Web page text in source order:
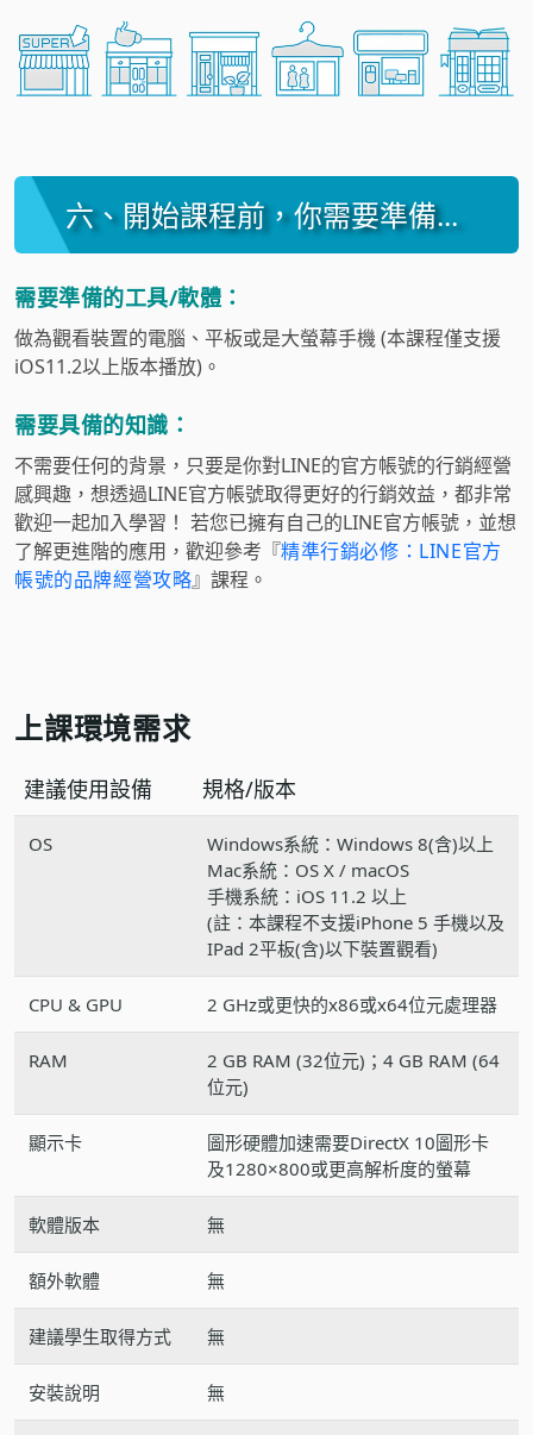
六、開始課程前，你需要準備...
需要準備的工具/軟體：
做為觀看裝置的電腦、平板或是大螢幕手機 (本課程僅支援
iOS11.2以上版本播放)。
需要具備的知識：
不需要任何的背景，只要是你對LINE的官方帳號的行銷經營
感興趣，想透過LINE官方帳號取得更好的行銷效益，都非常
歡迎一起加入學習！ 若您已擁有自己的LINE官方帳號，並想
了解更進階的應用，歡迎參考『精準行銷必修：LINE官方
帳號的品牌經營攻略』課程。
上課環境需求
建議使用設備 規格/版本
OS
Windows系統：Windows 8(含)以上
Mac系統：OS X / macOS
手機系統：iOS 11.2 以上
(註：本課程不支援iPhone 5 手機以及
IPad 2平板(含)以下裝置觀看)
CPU & GPU 2 GHz或更快的x86或x64位元處理器
RAM
2 GB RAM (32位元)；4 GB RAM (64
位元)
顯示卡
圖形硬體加速需要DirectX 10圖形卡
及1280×800或更高解析度的螢幕
軟體版本 無
額外軟體 無
建議學生取得方式 無
安裝說明 無